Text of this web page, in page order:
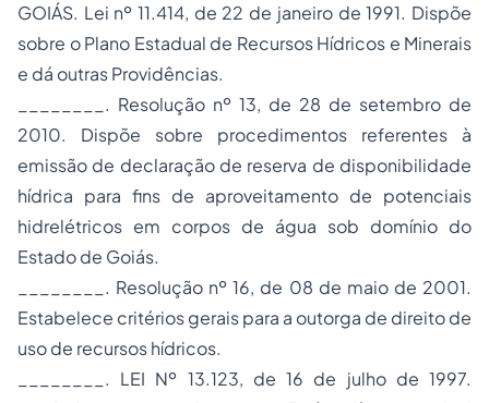
GOIÁS. Lei nº 11.414, de 22 de janeiro de 1991. Dispõe
sobre o Plano Estadual de Recursos Hídricos e Minerais
e dá outras Providências.
________. Resolução nº 13, de 28 de setembro de
2010. Dispõe sobre procedimentos referentes à
emissão de declaração de reserva de disponibilidade
hídrica para fins de aproveitamento de potenciais
hidrelétricos em corpos de água sob domínio do
Estado de Goiás.
________. Resolução nº 16, de 08 de maio de 2001.
Estabelece critérios gerais para a outorga de direito de
uso de recursos hídricos.
________. LEI Nº 13.123, de 16 de julho de 1997.